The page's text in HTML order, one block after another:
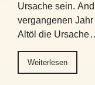
Ursache sein.
vergangenen
Altöl die
Weiterlesen